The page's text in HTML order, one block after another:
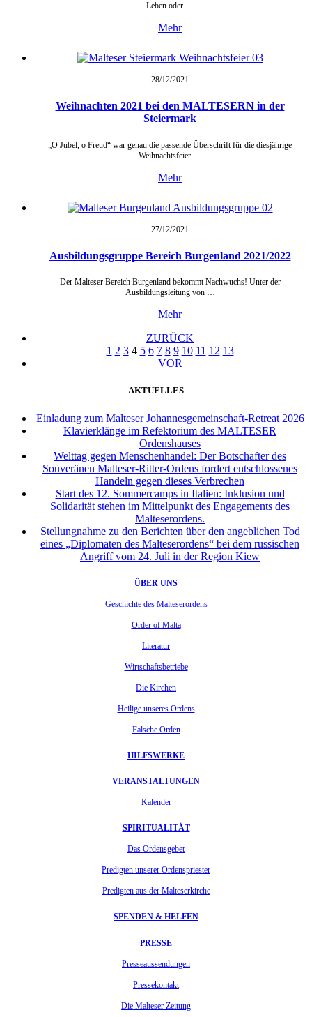
Leben oder …
Mehr
28/12/2021
Weihnachten 2021 bei den MALTESERN in der
Steiermark
„O Jubel, o Freud“ war genau die passende Überschrift für die diesjährige
Weihnachtsfeier …
Mehr
27/12/2021
Ausbildungsgruppe Bereich Burgenland 2021/2022
Der Malteser Bereich Burgenland bekommt Nachwuchs! Unter der
Ausbildungsleitung von …
Mehr
ZURÜCK
1 2 3 4 5 6 7 8 9 10 11 12 13
VOR
AKTUELLES
Einladung zum Malteser Johannesgemeinschaft-Retreat 2026
Klavierklänge im Refektorium des MALTESER
Ordenshauses
Welttag gegen Menschenhandel: Der Botschafter des
Souveränen Malteser-Ritter-Ordens fordert entschlossenes
Handeln gegen dieses Verbrechen
Start des 12. Sommercamps in Italien: Inklusion und
Solidarität stehen im Mittelpunkt des Engagements des
Malteserordens.
Stellungnahme zu den Berichten über den angeblichen Tod
eines „Diplomaten des Malteserordens“ bei dem russischen
Angriff vom 24. Juli in der Region Kiew
ÜBER UNS
Geschichte des Malteserordens
Order of Malta
Literatur
Wirtschaftsbetriebe
Die Kirchen
Heilige unseres Ordens
Falsche Orden
HILFSWERKE
VERANSTALTUNGEN
Kalender
SPIRITUALITÄT
Das Ordensgebet
Predigten unserer Ordenspriester
Predigten aus der Malteserkirche
SPENDEN & HELFEN
PRESSE
Presseaussendungen
Pressekontakt
Die Malteser Zeitung